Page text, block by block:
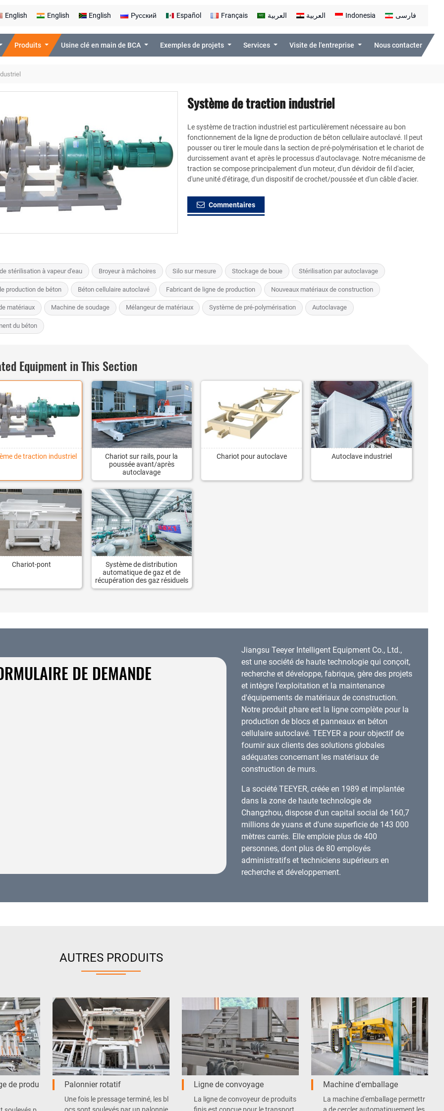
English English English Русский Español Français العربية العربية Indonesia فارسی
Produits Usine clé en main de BCA Exemples de projets Services Visite de l'entreprise Nous contacter
Système de traction industriel
Le système de traction industriel est particulièrement nécessaire au bon
fonctionnement de la ligne de production de béton cellulaire autoclavé. Il peut
pousser ou tirer le moule dans la section de pré-polymérisation et le chariot de
durcissement avant et après le processus d'autoclavage. Notre mécanisme de
traction se compose principalement d'un moteur, d'un dévidoir de fil d'acier,
d'une unité d'étirage, d'un dispositif de crochet/poussée et d'un câble d'acier.
Commentaires
stérilisation à vapeur d'eau Broyeur à mâchoires Silo sur mesure Stockage de boue Stérilisation par autoclavage
production de béton Béton cellulaire autoclavé Fabricant de ligne de production Nouveaux matériaux de construction
matériaux Machine de soudage Mélangeur de matériaux Système de pré-polymérisation Autoclavage
du béton
Equipment in This Section
de traction industriel
Chariot sur rails, pour la
poussée avant/après
autoclavage
Chariot pour autoclave Autoclave industriel
Chariot-pont
Système de distribution
automatique de gaz et de
récupération des gaz résiduels
DE DEMANDE
Jiangsu Teeyer Intelligent Equipment Co., Ltd.,
est une société de haute technologie qui conçoit,
recherche et développe, fabrique, gère des projets
et intègre l'exploitation et la maintenance
d'équipements de matériaux de construction.
Notre produit phare est la ligne complète pour la
production de blocs et panneaux en béton
cellulaire autoclavé. TEEYER a pour objectif de
fournir aux clients des solutions globales
adéquates concernant les matériaux de
construction de murs.
La société TEEYER, créée en 1989 et implantée
dans la zone de haute technologie de
Changzhou, dispose d'un capital social de 160,7
millions de yuans et d'une superficie de 143 000
mètres carrés. Elle emploie plus de 400
personnes, dont plus de 80 employés
administratifs et techniciens supérieurs en
recherche et développement.
AUTRES PRODUITS
de produ Palonnier rotatif
Une fois le pressage terminé, les bl
Ligne de convoyage
La ligne de convoyeur de produits
Machine d'emballage
La machine d'emballage permettr